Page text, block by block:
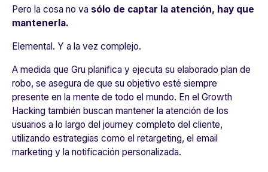
Pero la cosa no va sólo de captar la atención, hay que
mantenerla.
Elemental. Y a la vez complejo.
A medida que Gru planifica y ejecuta su elaborado plan de
robo, se asegura de que su objetivo esté siempre
presente en la mente de todo el mundo. En el Growth
Hacking también buscan mantener la atención de los
usuarios a lo largo del journey completo del cliente,
utilizando estrategias como el retargeting, el email
marketing y la notificación personalizada.